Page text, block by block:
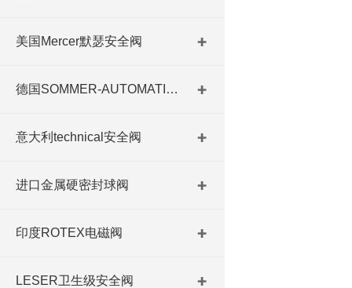
美国Mercer默瑟安全阀
德国SOMMER-AUTOMATIC 平行抓手 德国夹盘 德国进口夹盘
意大利technical安全阀
进口金属硬密封球阀
印度ROTEX电磁阀
LESER卫生级安全阀